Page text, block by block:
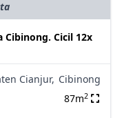
Cibinong. Cicil 12x
Cianjur, Cibinong
87m2